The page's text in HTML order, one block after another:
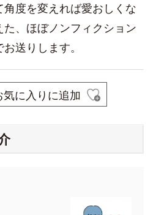
角度を変えれば愛おしくな
、ほぼノンフィクション
送りします。
気に入りに追加